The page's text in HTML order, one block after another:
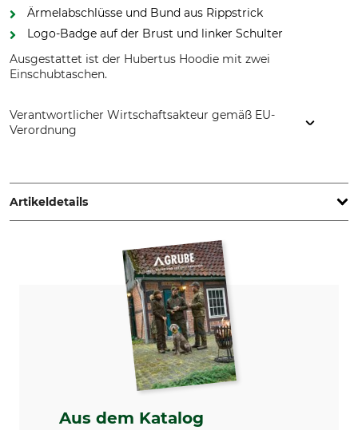
Ärmelabschlüsse und Bund aus Rippstrick
Logo-Badge auf der Brust und linker Schulter
Ausgestattet ist der Hubertus Hoodie mit zwei
Einschubtaschen.
Verantwortlicher Wirtschaftsakteur gemäß EU-
Verordnung
www.grube.de
Artikeldetails
Produkttyp
Hoodie
Waschen
40 °C Buntwäsche
Trocknen
Nicht im Wäschetrockner
trocknen
Professionelle Textilpflege
Aus dem Katalog